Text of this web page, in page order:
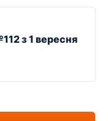
з 1 вересня